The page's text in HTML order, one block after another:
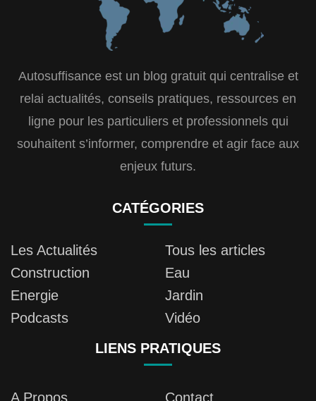
Autosuffisance est un blog gratuit qui centralise et
relai actualités, conseils pratiques, ressources en
ligne pour les particuliers et professionnels qui
souhaitent s’informer, comprendre et agir face aux
enjeux futurs.
CATÉGORIES
Les Actualités
Tous les articles
Construction
Eau
Energie
Jardin
Podcasts
Vidéo
LIENS PRATIQUES
A Propos
Contact